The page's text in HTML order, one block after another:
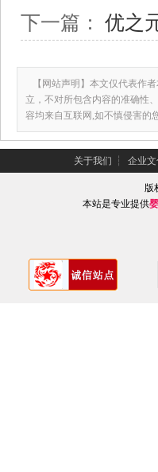
下一篇： 优之
【网站声明】本文仅代表作
立，不对所包含内容的准确性
容均来自互联网,如不慎侵害的
关于我们 ┆ 企业
版
本站是专业提供